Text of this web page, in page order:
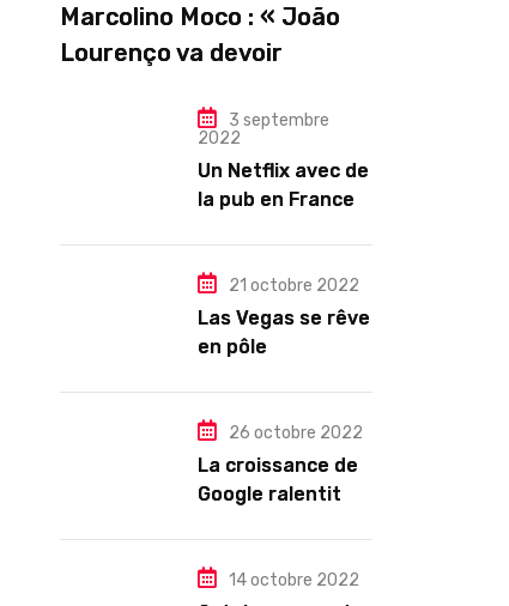
Marcolino Moco : « João
Lourenço va devoir
illégitimité visible »
3 septembre
2022
Un Netflix avec de
la pub en France
pour les abonnés
?
21 octobre 2022
Las Vegas se rêve
en pôle
26 octobre 2022
La croissance de
Google ralentit
14 octobre 2022